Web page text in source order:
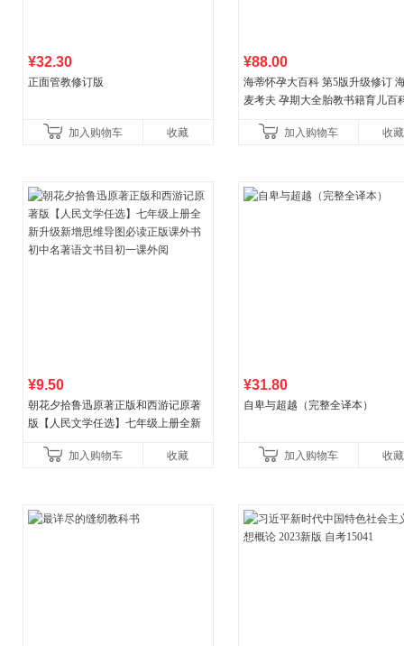
¥32.30
正面管教修订版
加入购物车 收藏
¥88.00
海蒂怀孕大百科 第5版升级修订
麦考夫 孕期大全胎教书籍育儿百
健养生百科读物当
加入购物车 收藏
¥9.50
朝花夕拾鲁迅原著正版和西游记原著
版【人民文学任选】七年级上册全新
中名著语文书目初一课外阅
加入购物车 收藏
¥31.80
自卑与超越（完整全译本）
加入购物车 收藏